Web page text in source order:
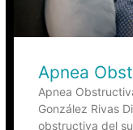
Apnea
Apnea
González Rivas
obstructiva del